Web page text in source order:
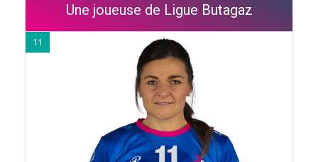
Une joueuse de Ligue Butagaz
11